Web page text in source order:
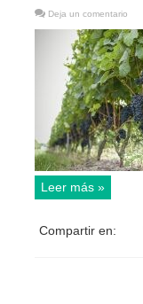
Deja un comentario
Leer más »
Compartir en: